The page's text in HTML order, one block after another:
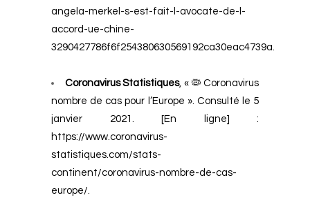
angela-merkel-s-est-fait-l-avocate-de-l-
accord-ue-chine-
3290427786f6f254380630569192ca30eac4739a.
Coronavirus Statistiques, « 🦠 Coronavirus
nombre de cas pour l’Europe ». Consulté le 5
janvier 2021. [En ligne] :
https://www.coronavirus-
statistiques.com/stats-
continent/coronavirus-nombre-de-cas-
europe/.